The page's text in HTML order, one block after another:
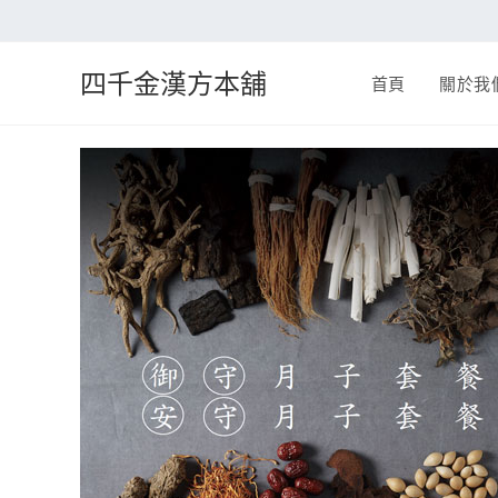
四千金漢方本舖 首頁 關於我